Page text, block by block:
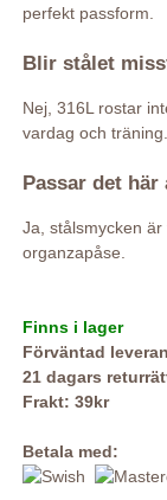
perfekt passform.
Blir stålet
Nej, 316L rostar
vardag och träning.
Passar det
Ja, stålsmycken
organzapåse.
Finns i lager
Förväntad
21 dagars
Frakt: 39kr
Betala med: